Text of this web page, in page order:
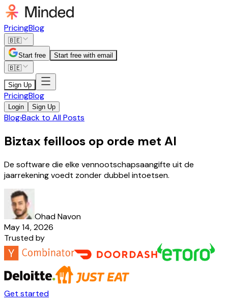
PricingBlog
🇧🇪
Start free
Start free with email
🇧🇪
Sign Up
PricingBlog
Login Sign Up
Blog›Back to All Posts
Biztax feilloos op orde met AI
De software die elke vennootschapsaangifte uit de
jaarrekening voedt zonder dubbel intoetsen.
Ohad Navon
May 14, 2026
Trusted by
Get started